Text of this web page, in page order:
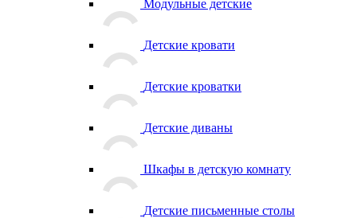
Модульные детские
Детские кровати
Детские кроватки
Детские диваны
Шкафы в детскую комнату
Детские письменные столы